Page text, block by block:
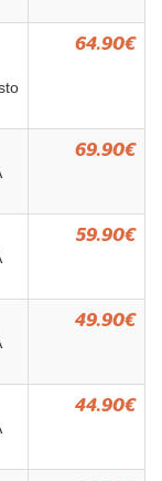
64.90€
69.90€
59.90€
49.90€
44.90€